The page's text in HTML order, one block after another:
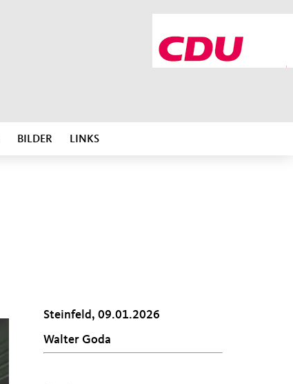
BILDER LINKS
Steinfeld, 09.01.2026
Walter Goda